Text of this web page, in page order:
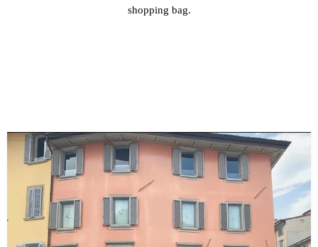
shopping bag.